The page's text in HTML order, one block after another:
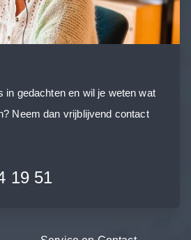
in gedachten en wil je weten wat
Neem dan vrijblijvend contact
19 51